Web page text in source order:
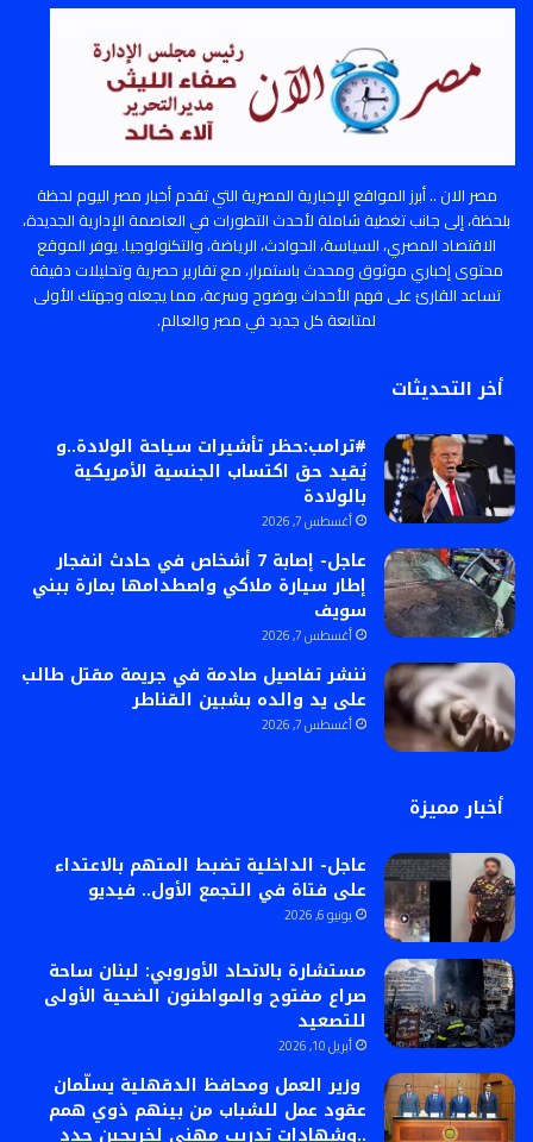
مصر الان .. أبرز المواقع الإخبارية المصرية التي تقدم أخبار مصر اليوم لحظة
بلحظة، إلى جانب تغطية شاملة لأحدث التطورات في العاصمة الإدارية الجديدة،
الاقتصاد المصري، السياسة، الحوادث، الرياضة، والتكنولوجيا. يوفر الموقع
محتوى إخباري موثوق ومحدث باستمرار، مع تقارير حصرية وتحليلات دقيقة
تساعد القارئ على فهم الأحداث بوضوح وسرعة، مما يجعله وجهتك الأولى
لمتابعة كل جديد في مصر والعالم.
أخر التحديثات
#ترامب:حظر تأشيرات سياحة الولادة..و
يُقيد حق اكتساب الجنسية الأمريكية
بالولادة
أغسطس 7, 2026
عاجل- إصابة 7 أشخاص في حادث انفجار
إطار سيارة ملاكي واصطدامها بمارة ببني
سويف
أغسطس 7, 2026
ننشر تفاصيل صادمة في جريمة مقتل طالب
على يد والده بشبين القناطر
أغسطس 7, 2026
أخبار مميزة
عاجل- الداخلية تضبط المتهم بالاعتداء
على فتاة في التجمع الأول.. فيديو
يونيو 6, 2026
مستشارة بالاتحاد الأوروبي: لبنان ساحة
صراع مفتوح والمواطنون الضحية الأولى
للتصعيد
أبريل 10, 2026
وزير العمل ومحافظ الدقهلية يسلّمان
عقود عمل للشباب من بينهم ذوي همم